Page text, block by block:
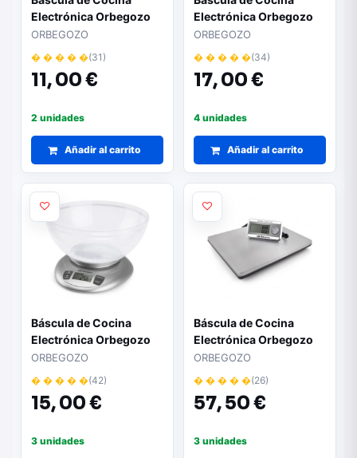
Electrónica Orbegozo
PC 1023/ hasta 5 kg/
ORBEGOZO
� � � � �(31)
11,00 €
2 unidades
Añadir al carrito
Electrónica Orbegozo
PC 1030/ hasta 5kg/
ORBEGOZO
� � � � �(34)
17,00 €
4 unidades
Añadir al carrito
Báscula de Cocina
Electrónica Orbegozo
PC 2017/ hasta 3.5kg/
ORBEGOZO
� � � � �(42)
15,00 €
3 unidades
Báscula de Cocina
Electrónica Orbegozo
PC 5500/ hasta 200kg/
ORBEGOZO
� � � � �(26)
57,50 €
3 unidades